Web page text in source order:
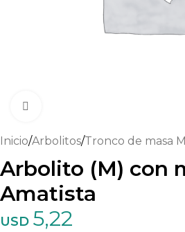
Inicio/Arbolitos/Tronco de masa
Arbolito (M) con
Amatista
USD 5,22